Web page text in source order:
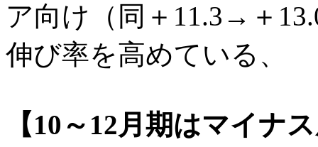
ア向け（同＋11.3→＋
伸び率を高めている、
【10～12月期はマイナ